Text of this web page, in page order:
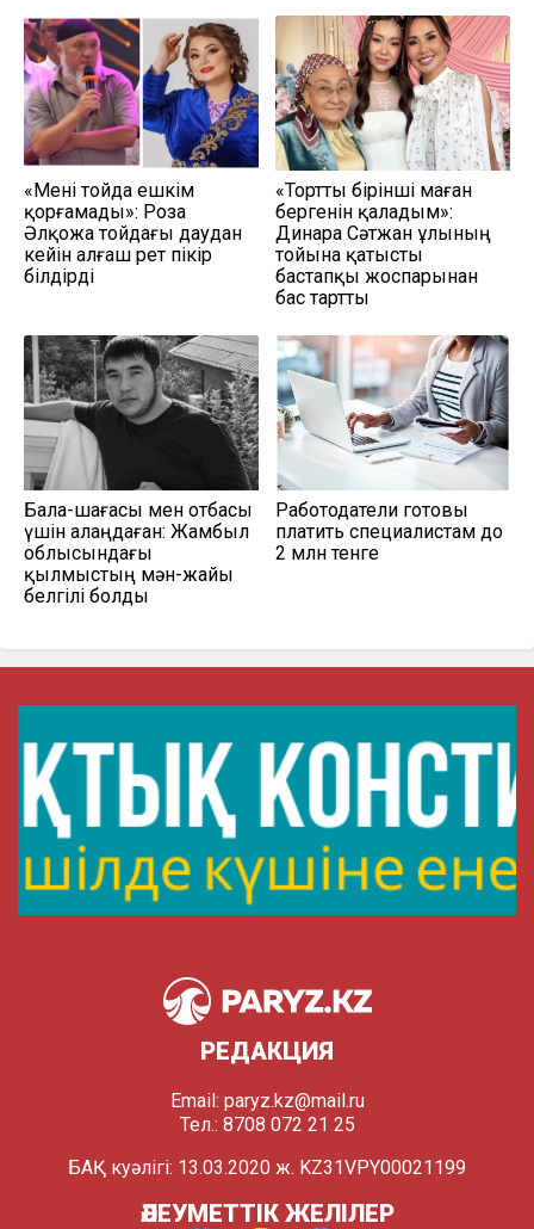
«Мені тойда ешкім
қорғамады»: Роза
Әлқожа тойдағы даудан
кейін алғаш рет пікір
білдірді
«Тортты бірінші маған
бергенін қаладым»:
Динара Сәтжан ұлының
тойына қатысты
бастапқы жоспарынан
бас тартты
Бала-шағасы мен отбасы
үшін алаңдаған: Жамбыл
облысындағы
қылмыстың мән-жайы
белгілі болды
Работодатели готовы
платить специалистам до
2 млн тенге
РЕДАКЦИЯ
Email: paryz.kz@mail.ru
Тел.: 8708 072 21 25
БАҚ куәлігі: 13.03.2020 ж. KZ31VPY00021199
ӘЛЕУМЕТТІК ЖЕЛІЛЕР